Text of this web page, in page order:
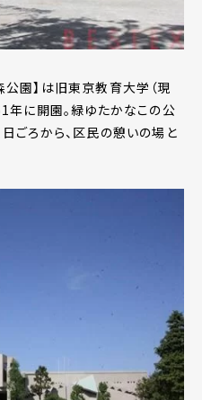
園】は旧東京教育大学（現
年に開園。緑ゆたかなこの公
ごろから、区民の憩いの場と